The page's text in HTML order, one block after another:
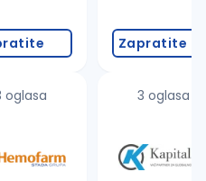
filtere pretrage
oglasa
Zapratite
3 oglasa